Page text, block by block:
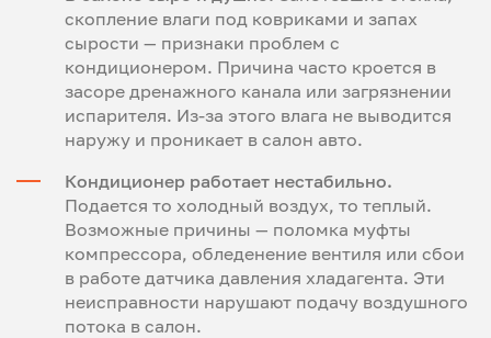
скопление влаги под ковриками и запах
сырости — признаки проблем с
кондиционером. Причина часто кроется в
засоре дренажного канала или загрязнении
испарителя. Из-за этого влага не выводится
наружу и проникает в салон авто.
Кондиционер работает нестабильно.
Подается то холодный воздух, то теплый.
Возможные причины — поломка муфты
компрессора, обледенение вентиля или сбои
в работе датчика давления хладагента. Эти
неисправности нарушают подачу воздушного
потока в салон.